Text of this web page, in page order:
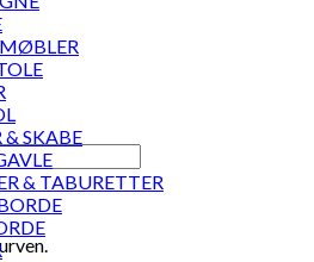
& SKABE
& TABURETTER